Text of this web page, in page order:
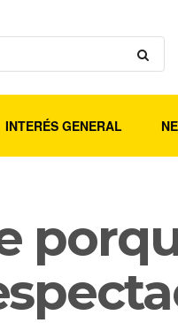
INTERÉS GENERAL